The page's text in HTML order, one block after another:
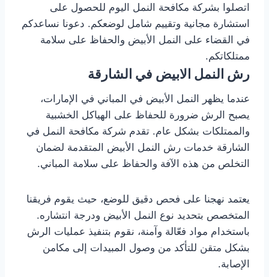
اتصلوا بشركة مكافحة النمل اليوم للحصول على
استشارة مجانية وتقييم شامل لوضعكم. دعونا نساعدكم
في القضاء على النمل الأبيض والحفاظ على سلامة
ممتلكاتكم.
رش النمل الابيض في الشارقة
عندما يظهر النمل الأبيض في المباني في الإمارات،
يصبح الرش ضرورة للحفاظ على الهياكل الخشبية
والممتلكات بشكل عام. تقدم شركة مكافحة النمل في
الشارقة خدمات رش النمل الأبيض المتقدمة لضمان
التخلص من هذه الآفة والحفاظ على سلامة المباني.
يعتمد نهجنا على فحص دقيق للوضع، حيث يقوم فريقنا
المتخصص بتحديد نوع النمل الأبيض ودرجة انتشاره.
باستخدام مواد فعّالة وآمنة، نقوم بتنفيذ عمليات الرش
بشكل متقن للتأكد من وصول المبيدات إلى مكامن
الإصابة.